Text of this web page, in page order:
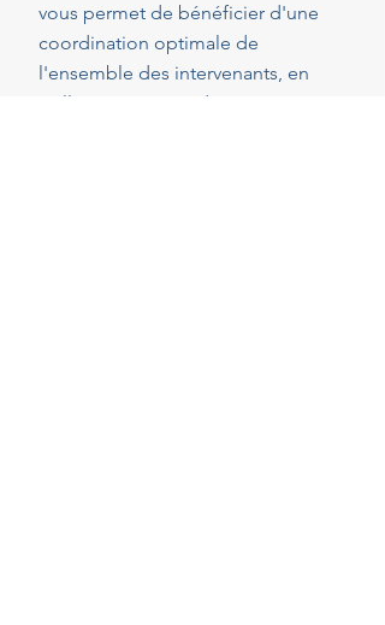
vous permet de bénéficier d'une
coordination optimale de
l'ensemble des intervenants, en
veillant au respect de vos attentes,